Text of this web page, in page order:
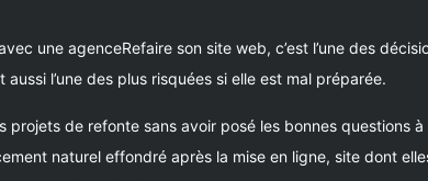
une agenceRefaire son site web, c’est l’une des
l’une des plus risquées si elle est mal préparée.
de refonte sans avoir posé les bonnes questions
naturel effondré après la mise en ligne, site dont